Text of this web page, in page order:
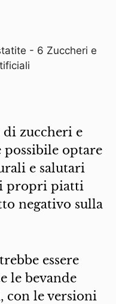
zuccheri e
optare
e salutari
propri piatti
negativo sulla
essere
le bevande
con le versioni